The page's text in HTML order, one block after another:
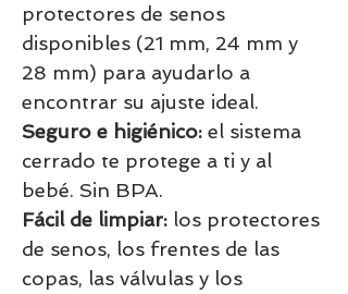
protectores de senos
disponibles (21 mm, 24 mm y
28 mm) para ayudarlo a
encontrar su ajuste ideal.
Seguro e higiénico: el sistema
cerrado te protege a ti y al
bebé. Sin BPA.
Fácil de limpiar: los protectores
de senos, los frentes de las
copas, las válvulas y los